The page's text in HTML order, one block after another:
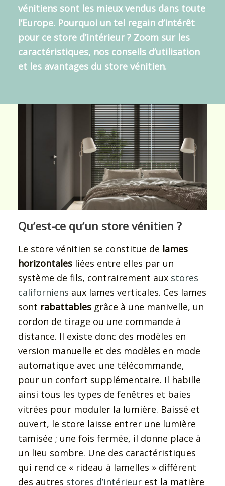
vénitiens sont les mieux vendus dans toute
l’Europe. Pourquoi un tel regain d’intérêt
pour ce store d’intérieur ? Zoom sur les
caractéristiques, nos conseils d’utilisation
et les avantages du store vénitien.
Qu’est-ce qu’un store vénitien ?
Le store vénitien se constitue de lames
horizontales liées entre elles par un
système de fils, contrairement aux stores
californiens aux lames verticales. Ces lames
sont rabattables grâce à une manivelle, un
cordon de tirage ou une commande à
distance. Il existe donc des modèles en
version manuelle et des modèles en mode
automatique avec une télécommande,
pour un confort supplémentaire. Il habille
ainsi tous les types de fenêtres et baies
vitrées pour moduler la lumière. Baissé et
ouvert, le store laisse entrer une lumière
tamisée ; une fois fermée, il donne place à
un lieu sombre. Une des caractéristiques
qui rend ce « rideau à lamelles » différent
des autres stores d’intérieur est la matière